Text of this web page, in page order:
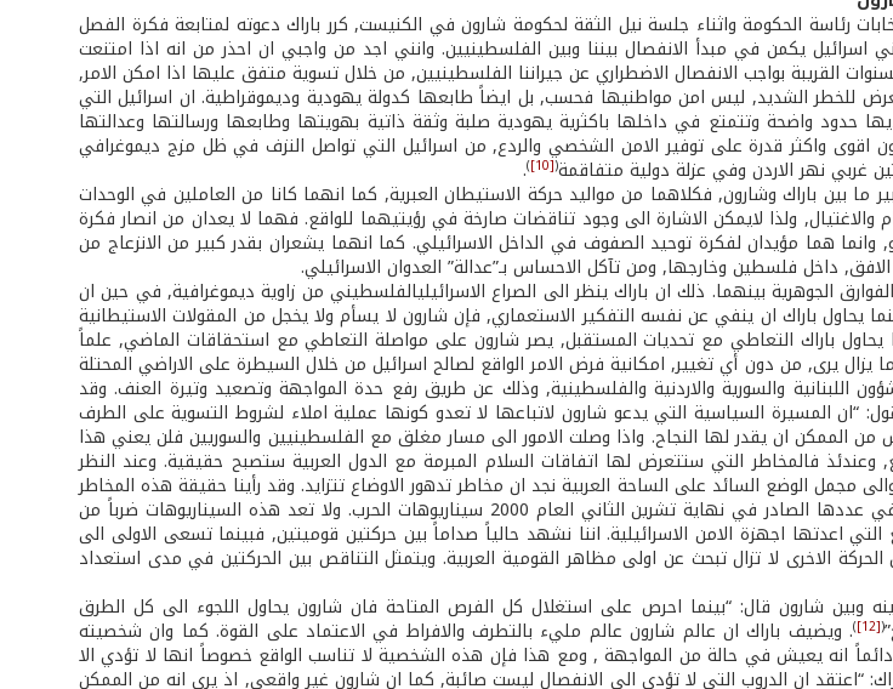
رئاسة الحكومة واثناء جلسة نيل الثقة لحكومة شارون في الكنيست, كرر باراك دعوته لمتابعة فكرة الفصل
اسرائيل يكمن في مبدأ الانفصال بيننا وبين الفلسطينيين. وانني اجد من واجبي ان احذر من انه اذا امتنعت
القريبة بواجب الانفصال الاضطراري عن جيراننا الفلسطينيين, من خلال تسوية متفق عليها اذا امكن الامر,
للخطر الشديد, ليس امن مواطنيها فحسب, بل ايضاً طابعها كدولة يهودية وديموقراطية. ان اسرائيل التي
حدود واضحة وتتمتع في داخلها باكثرية يهودية صلبة وثقة ذاتية بهويتها وطابعها ورسالتها وعدالتها
اقوى واكثر قدرة على توفير الامن الشخصي والردع, من اسرائيل التي تواصل النزف في ظل مزج ديموغرافي
غربي نهر الاردن وفي عزلة دولية متفاقمة(
[10]
)
.
ما بين باراك وشارون, فكلاهما من مواليد حركة الاستيطان العبرية, كما انهما كانا من العاملين في الوحدات
ولذا لايمكن الاشارة الى وجود تناقضات صارخة في رؤيتيهما للواقع. فهما لا يعدان من انصار فكرة
هما مؤيدان لفكرة توحيد الصفوف في الداخل الاسرائيلي. كما انهما يشعران بقدر كبير من الانزعاج من
داخل فلسطين وخارجها, ومن تآكل الاحساس بـ”عدالة” العدوان الاسرائيلي.
الجوهرية بينهما. ذلك ان باراك ينظر الى الصراع الاسرائيلي­الفلسطيني من زاوية ديموغرافية, في حين ان
يحاول باراك ان ينفي عن نفسه التفكير الاستعماري, فإن شارون لا يسأم ولا يخجل من المقولات الاستيطانية
يحاول باراك التعاطي مع تحديات المستقبل, يصر شارون على مواصلة التعاطي مع استحقاقات الماضي, علماً
يزال يرى, من دون أي تغيير, امكانية فرض الامر الواقع لصالح اسرائيل من خلال السيطرة على الاراضي المحتلة
الشؤون اللبنانية والسورية والاردنية والفلسطينية, وذلك عن طريق رفع حدة المواجهة وتصعيد وتيرة العنف. وقد
“ان المسيرة السياسية التي يدعو شارون لاتباعها لا تعدو كونها عملية املاء لشروط التسوية على الطرف
من الممكن ان يقدر لها النجاح. واذا وصلت الامور الى مسار مغلق مع الفلسطينيين والسوريين فلن يعني هذا
وعندئذ فالمخاطر التي ستتعرض لها اتفاقات السلام المبرمة مع الدول العربية ستصبح حقيقية. وعند النظر
مجمل الوضع السائد على الساحة العربية نجد ان مخاطر تدهور الاوضاع تتزايد. وقد رأينا حقيقة هذه المخاطر
حينما نشرت صحيفة يديعوت احرونوت في عددها الصادر في نهاية تشرين الثاني العام 2000 سيناريوهات الحرب. ولا تعد هذه السيناريوهات ضرباً من
اعدتها اجهزة الامن الاسرائيلية. اننا نشهد حالياً صداماً بين حركتين قوميتين, فبينما تسعى الاولى الى
الاخرى لا تزال تبحث عن اولى مظاهر القومية العربية. ويتمثل التناقص بين الحركتين في مدى استعداد
وبين شارون قال: “بينما احرص على استغلال كل الفرص المتاحة فان شارون يحاول اللجوء الى كل الطرق
(
[12]
). ويضيف باراك ان عالم شارون عالم مليء بالتطرف والافراط في الاعتماد على القوة. كما وان شخصيته
انه يعيش في حالة من المواجهة , ومع هذا فإن هذه الشخصية لا تناسب الواقع خصوصاً انها لا تؤدي الا
“اعتقد ان الدروب التي لا تؤدي الى الانفصال ليست صائبة, كما ان شارون غير واقعي, اذ يرى انه من الممكن